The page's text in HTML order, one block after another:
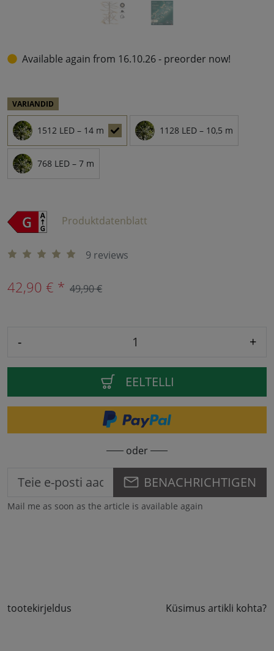
Available again from 16.10.26 - preorder now!
VARIANDID
1512 LED – 14 m 1128 LED – 10,5 m
768 LED – 7 m
Produktdatenblatt
9 reviews
42,90 € * 49,90 €
- +
EELTELLI
oder
BENACHRICHTIGEN
Mail me as soon as the article is available again
tootekirjeldus Küsimus artikli kohta?